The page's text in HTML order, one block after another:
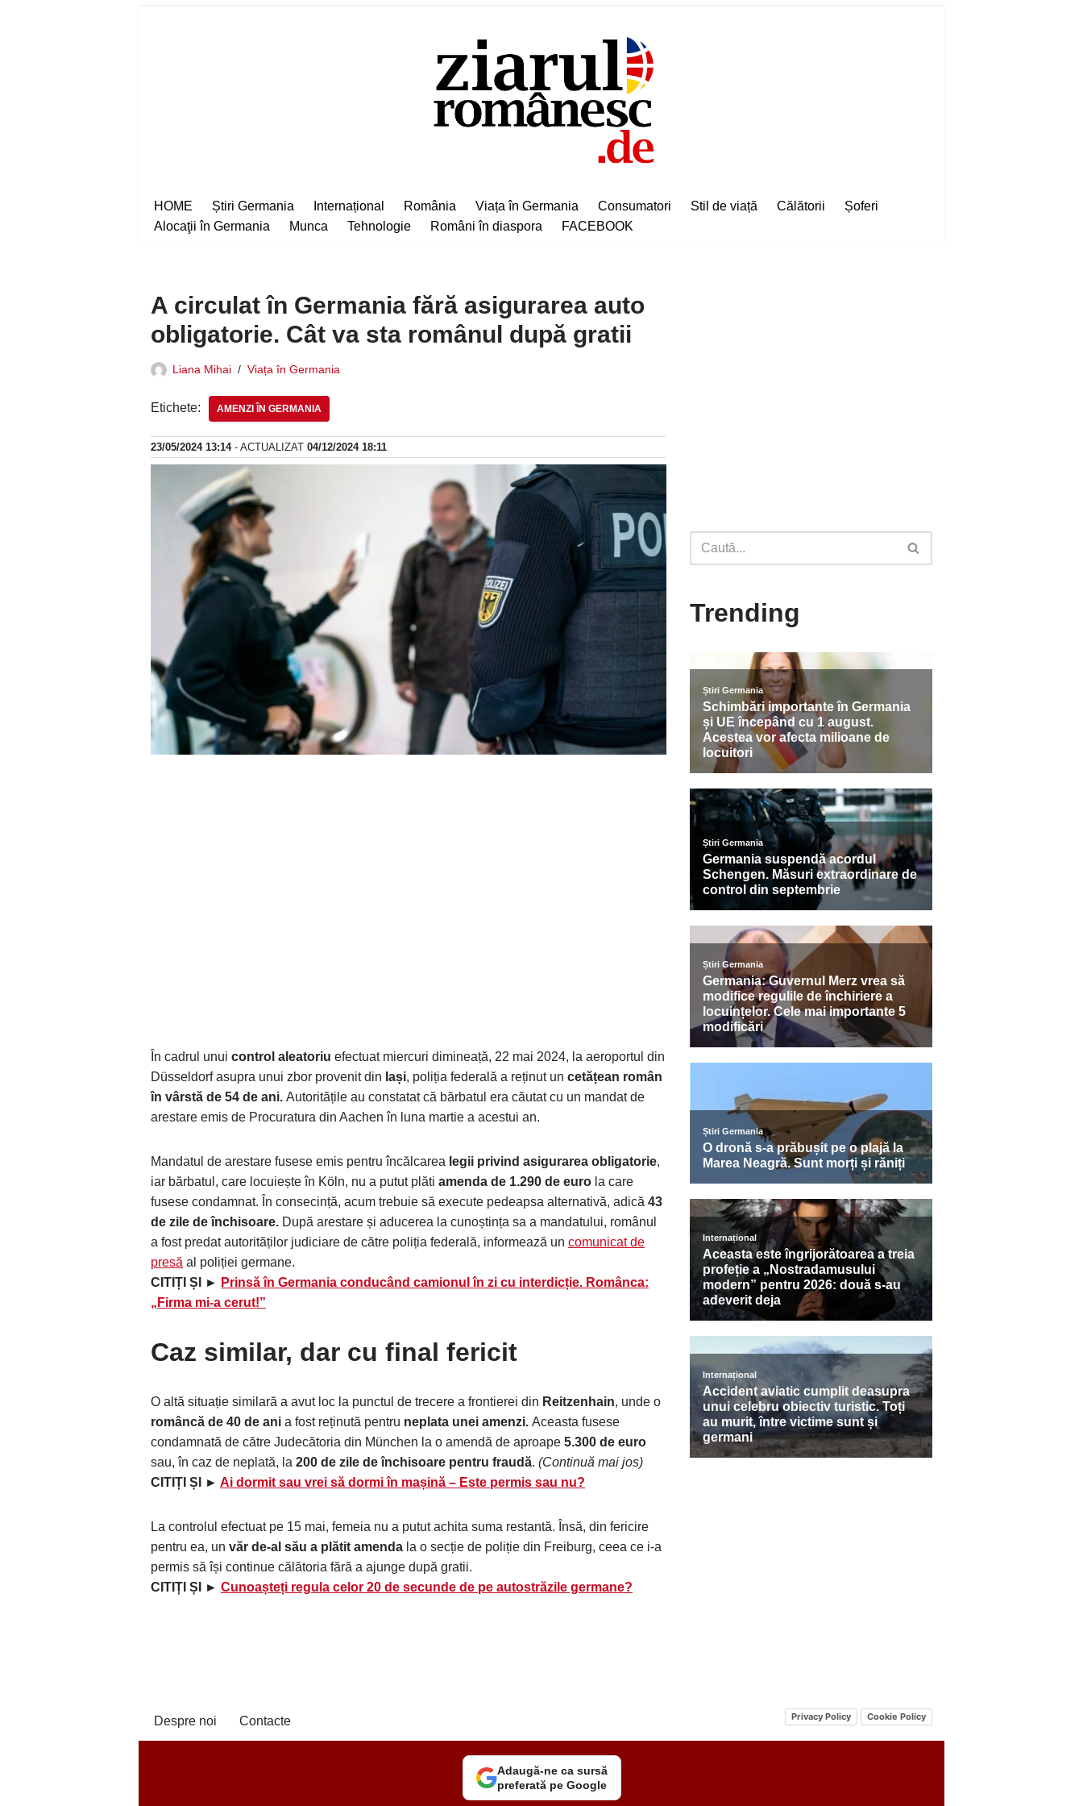
HOME Știri Germania Internațional România Viața în Germania Consumatori Stil de viață Călătorii
Șoferi
Alocaţii în Germania
Munca Tehnologie Români în diaspora FACEBOOK
A circulat în Germania fără asigurarea auto
obligatorie. Cât va sta românul după gratii
Liana Mihai Viața în Germania
Etichete: AMENZI ÎN GERMANIA
23/05/2024 13:14- ACTUALIZAT 04/12/2024 18:11
În cadrul unui control aleatoriu efectuat miercuri dimineață, 22 mai 2024, la aeroportul din
Düsseldorf asupra unui zbor provenit din Iași, poliția federală a reținut un cetățean român
în vârstă de 54 de ani. Autoritățile au constatat că bărbatul era căutat cu un mandat de
arestare emis de Procuratura din Aachen în luna martie a acestui an.
Mandatul de arestare fusese emis pentru încălcarea legii privind asigurarea obligatorie,
iar bărbatul, care locuiește în Köln, nu a putut plăti amenda de 1.290 de euro la care
fusese condamnat. În consecință, acum trebuie să execute pedeapsa alternativă, adică 43
de zile de închisoare. După arestare și aducerea la cunoștința sa a mandatului, românul
a fost predat autorităților judiciare de către poliția federală, informează un comunicat de
presă al poliției germane.
CITIȚI ȘI ► Prinsă în Germania conducând camionul în zi cu interdicție. Românca:
„Firma mi-a cerut!”
Caz similar, dar cu final fericit
O altă situație similară a avut loc la punctul de trecere a frontierei din Reitzenhain, unde o
româncă de 40 de ani a fost reținută pentru neplata unei amenzi. Aceasta fusese
condamnată de către Judecătoria din München la o amendă de aproape 5.300 de euro
sau, în caz de neplată, la 200 de zile de închisoare pentru fraudă. (Continuă mai jos)
CITIȚI ȘI ► Ai dormit sau vrei să dormi în mașină – Este permis sau nu?
La controlul efectuat pe 15 mai, femeia nu a putut achita suma restantă. Însă, din fericire
pentru ea, un văr de-al său a plătit amenda la o secție de poliție din Freiburg, ceea ce i-a
permis să își continue călătoria fără a ajunge după gratii.
CITIȚI ȘI ► Cunoașteți regula celor 20 de secunde de pe autostrăzile germane?
Trending
Despre noi Contacte Privacy Policy Cookie Policy
Adaugă-ne ca sursă
preferată pe Google